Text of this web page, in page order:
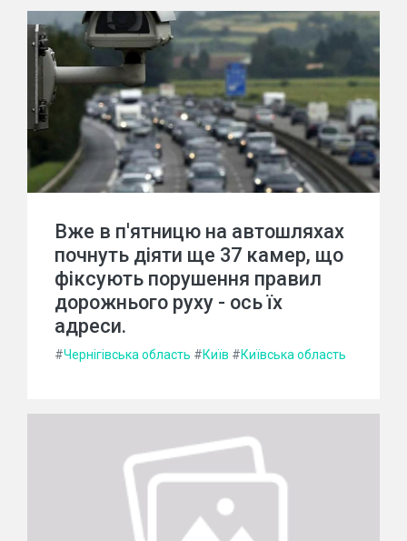
Вже в п'ятницю на автошляхах
почнуть діяти ще 37 камер, що
фіксують порушення правил
дорожнього руху - ось їх
адреси.
#Чернігівська область #Київ #Київська область